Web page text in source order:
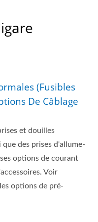
(fusibles
De Câblage
et douilles
des prises d'allume-
options de courant
Voir
options de pré-